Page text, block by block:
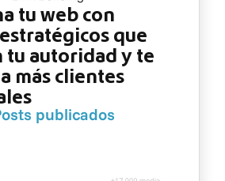
tu web con
que
tu autoridad y te
más clientes
publicados